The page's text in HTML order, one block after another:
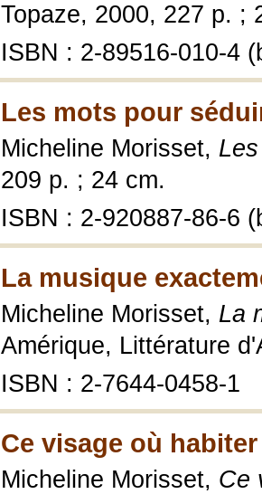
Topaze, 2000, 227 p. ;
ISBN : 2-89516-010-4
Les mots pour
Micheline Morisset,
209 p. ; 24 cm.
ISBN : 2-920887-86-6
La musique
Micheline Morisset, La
Amérique, Littérature
ISBN : 2-7644-0458-1
Ce visage où habiter
Micheline Morisset, Ce